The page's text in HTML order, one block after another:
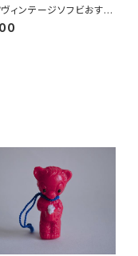
ヴィンテージソフビおすま
32